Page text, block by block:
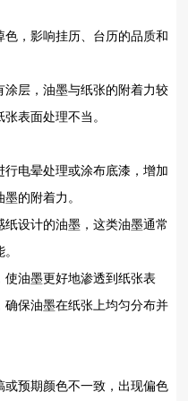
，影响挂历、台历的品质和
涂层，油墨与纸张的附着力较
表面处理不当。
电晕处理或涂布底漆，增加
的附着力。
设计的油墨，这类油墨通常
油墨更好地渗透到纸张表
保油墨在纸张上均匀分布并
预期颜色不一致，出现偏色